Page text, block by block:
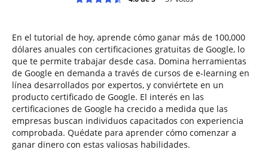
En el tutorial de hoy, aprende cómo ganar más de 100,000
dólares anuales con certificaciones gratuitas de Google, lo
que te permite trabajar desde casa. Domina herramientas
de Google en demanda a través de cursos de e-learning en
línea desarrollados por expertos, y conviértete en un
producto certificado de Google. El interés en las
certificaciones de Google ha crecido a medida que las
empresas buscan individuos capacitados con experiencia
comprobada. Quédate para aprender cómo comenzar a
ganar dinero con estas valiosas habilidades.